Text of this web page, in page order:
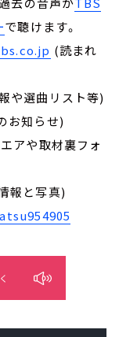
で聴けます。
(読まれ
や選曲リスト等)
お知らせ)
アや取材裏フォ
報と写真)